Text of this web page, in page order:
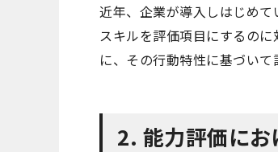
近年、企業が導入しはじめ
スキルを評価項目にするの
に、その行動特性に基づいて
2. 能力評価にお